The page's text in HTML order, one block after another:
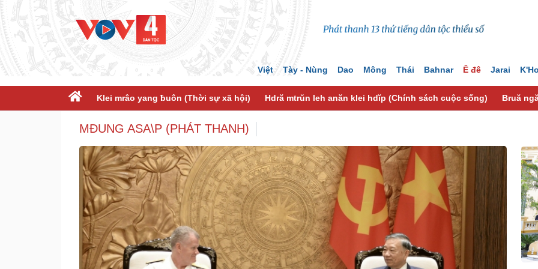
Việt Tày - Nùng Dao Mông Thái Bahnar Ê đê Jarai K'Ho
Klei mrâo yang ƀuôn (Thời sự xã hội) Hdră mtrŭn leh anăn klei hdĭp (Chính sách cuộc sống) Bruă
MĐUNG ASA\P (PHÁT THANH)